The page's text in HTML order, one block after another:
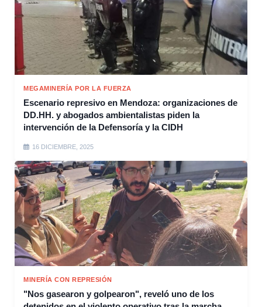
MEGAMINERÍA POR LA FUERZA
Escenario represivo en Mendoza: organizaciones de
DD.HH. y abogados ambientalistas piden la
intervención de la Defensoría y la CIDH
16 DICIEMBRE, 2025
MINERÍA CON REPRESIÓN
"Nos gasearon y golpearon", reveló uno de los